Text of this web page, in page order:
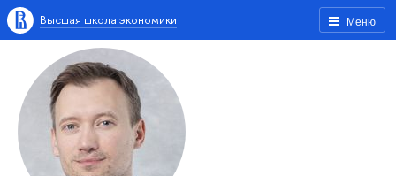
Меню
Высшая школа экономики